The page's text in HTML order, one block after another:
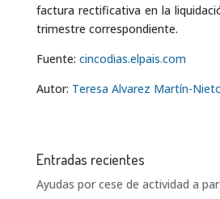
factura rectificativa en la
trimestre correspondiente.
Fuente: cincodias.elpais.com
Autor: Teresa Alvarez Martín-
Entradas recientes
Ayudas por cese de actividad a